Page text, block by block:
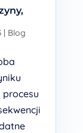
| Blog